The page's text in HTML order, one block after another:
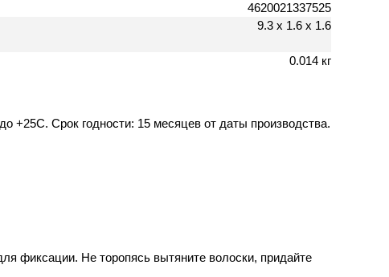
4620021337525
9.3 х 1.6 х 1.6
0.014 кг
+25С. Срок годности: 15 месяцев от даты производства.
фиксации. Не торопясь вытяните волоски, придайте